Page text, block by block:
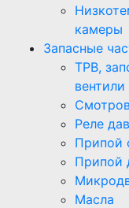
камеры
Запасные
ТРВ,
вентили
Реле
Припой
Припой
Масла